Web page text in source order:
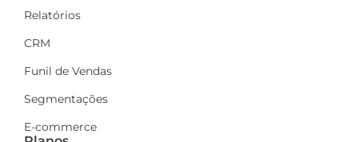
Relatórios
CRM
Funil de Vendas
Segmentações
E-commerce